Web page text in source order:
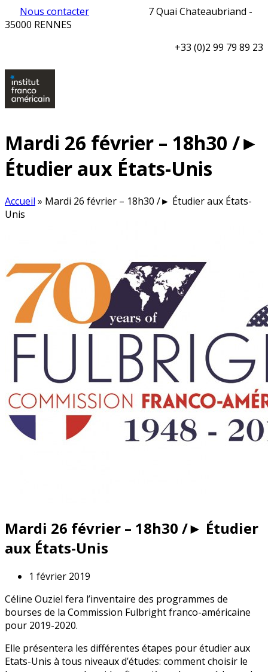
Nous contacter
7 Quai Chateaubriand -
35000 RENNES
+33 (0)2 99 79 89 23
Mardi 26 février – 18h30 /►
Étudier aux États-Unis
Accueil » Mardi 26 février – 18h30 /► Étudier aux États-
Unis
Mardi 26 février – 18h30 /► Étudier
aux États-Unis
1 février 2019
Céline Ouziel fera l’inventaire des programmes de
bourses de la Commission Fulbright franco-américaine
pour 2019-2020.
Elle présentera les différentes étapes pour étudier aux
Etats-Unis à tous niveaux d’études: comment choisir le